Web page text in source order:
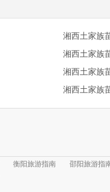
湘西土家族
湘西土家族
湘西土家族
湘西土家族
衡阳旅游指南
邵阳旅游指